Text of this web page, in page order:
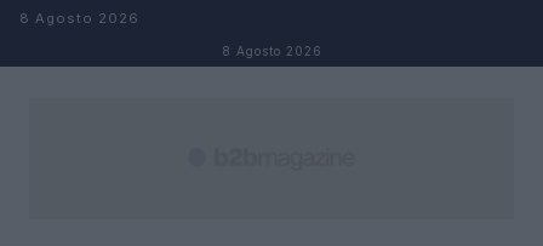
Salta al contenuto
8 Agosto 2026
8 Agosto 2026